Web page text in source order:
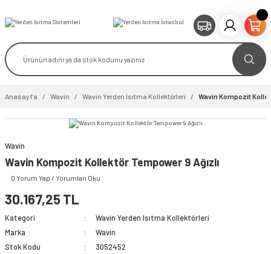
Anasayfa Wavin Wavin Yerden Isıtma Kollektörleri Wavin Kompozit
video izle
Wavin
Wavin Kompozit Kollektör Tempower 9 Ağızlı
0 Yorum Yap / Yorumları Oku
30.167,25 TL
Kategori
Wavin Yerden Isıtma Kollektörleri
Marka
Wavin
Stok Kodu
3052452